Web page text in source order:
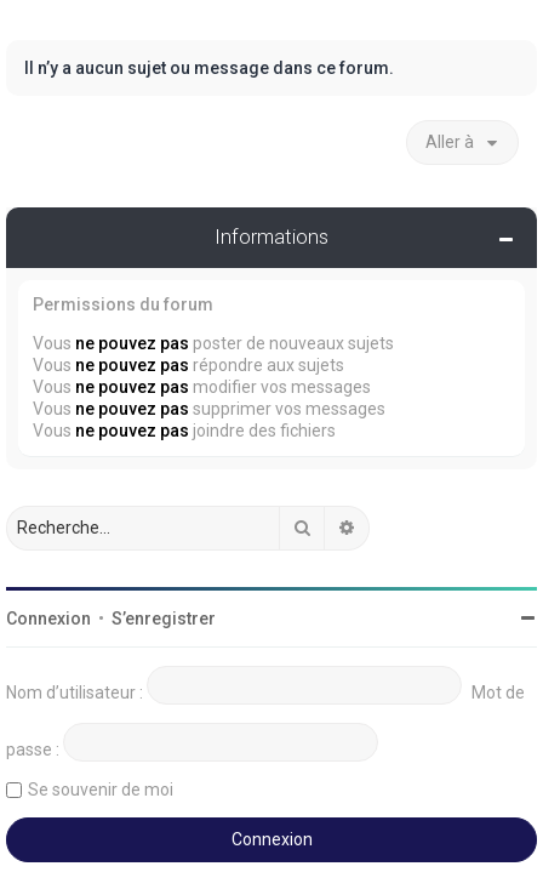
Il n’y a aucun sujet ou message dans ce forum.
Aller à
Informations
Permissions du forum
Vous ne pouvez pas poster de nouveaux sujets
Vous ne pouvez pas répondre aux sujets
Vous ne pouvez pas modifier vos messages
Vous ne pouvez pas supprimer vos messages
Vous ne pouvez pas joindre des fichiers
Rechercher
Connexion • S’enregistrer
Nom d’utilisateur : Mot de
passe :
Se souvenir de moi